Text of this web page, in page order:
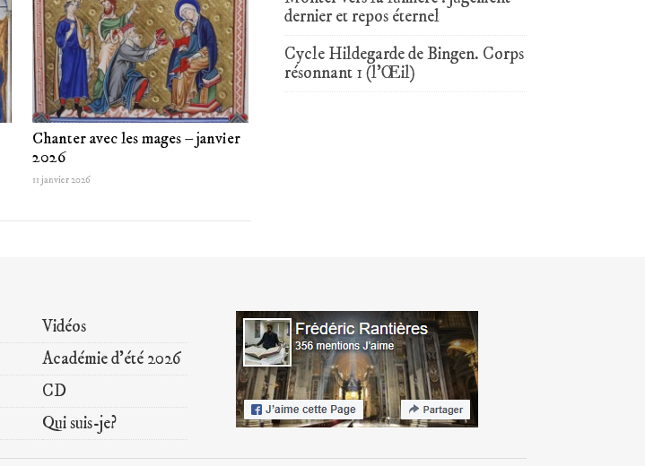
Chanter avec les mages – janvier
2026
11 janvier 2026
dernier et repos éternel
Cycle Hildegarde de Bingen. Corps
résonnant 1 (l’Œil)
Vidéos
Académie d’été 2026
CD
Qui suis-je?